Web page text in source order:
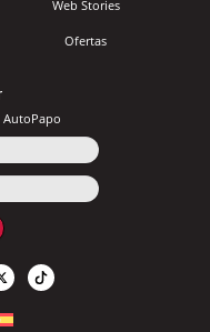
Web Stories
Ofertas
AutoPapo